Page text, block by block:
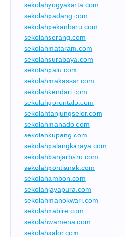
sekolahyogyakarta.com
sekolahpadang.com
sekolahpekanbaru.com
sekolahserang.com
sekolahmataram.com
sekolahsurabaya.com
sekolahpalu.com
sekolahmakassar.com
sekolahkendari.com
sekolahgorontalo.com
sekolahtanjungselor.com
sekolahmanado.com
sekolahkupang.com
sekolahpalangkaraya.com
sekolahbanjarbaru.com
sekolahpontianak.com
sekolahambon.com
sekolahjayapura.com
sekolahmanokwari.com
sekolahnabire.com
sekolahwamena.com
sekolahsalor.com